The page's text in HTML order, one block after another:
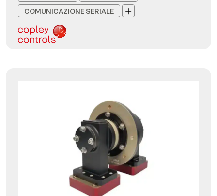
COMUNICAZIONE SERIALE